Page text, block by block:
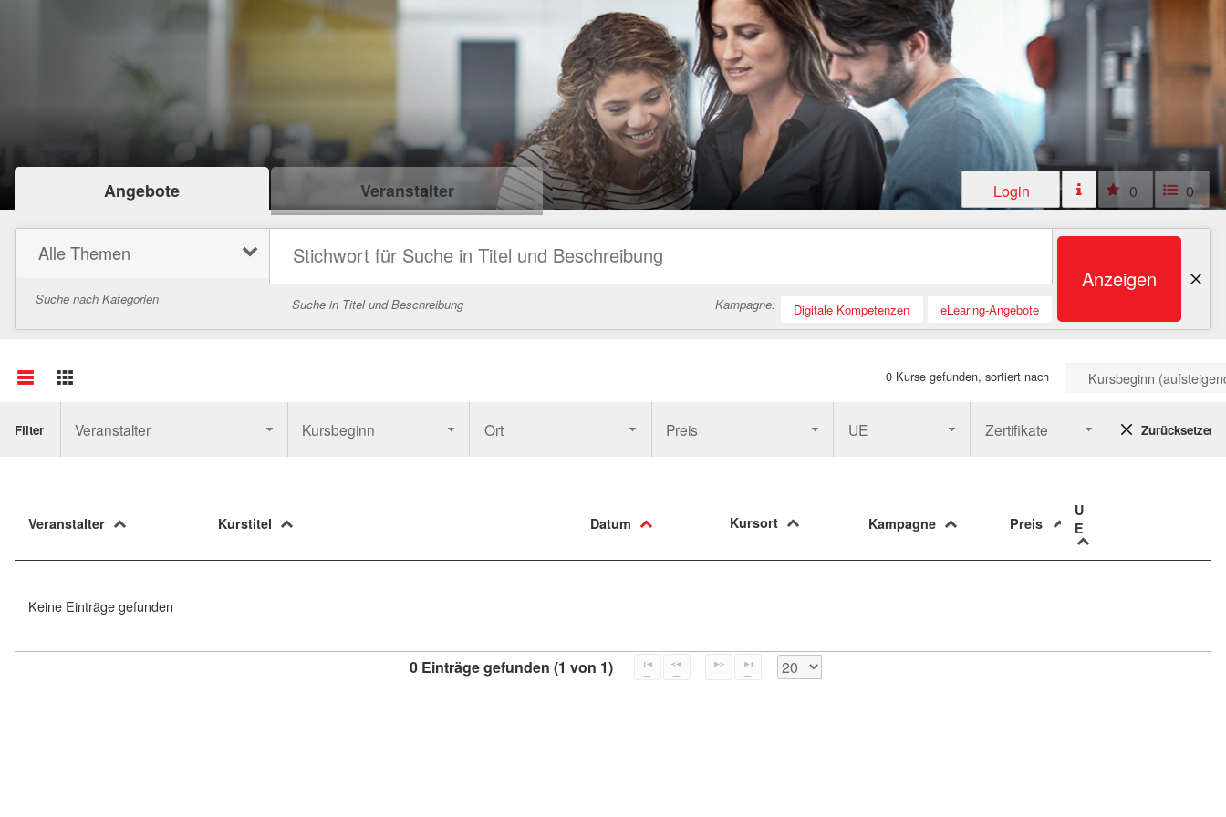
Login 0 0
Angebote Veranstalter
Alle Themen
Suche nach Kategorien Suche in Titel und Beschreibung Kampagne: Digitale Kompetenzen eLearing-Angebote
Anzeigen
0 Kurse gefunden, sortiert nach Kursbeginn
Filter Veranstalter Kursbeginn Ort Preis UE Zertifikate Zurücksetzen
Veranstalter Kurstitel Datum Kursort Kampagne Preis
U
E
Keine Einträge gefunden
0 Einträge gefunden (1 von 1)